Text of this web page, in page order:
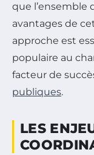
que l’ensemble
avantages de
approche est
populaire au
facteur de
publiques.
LES